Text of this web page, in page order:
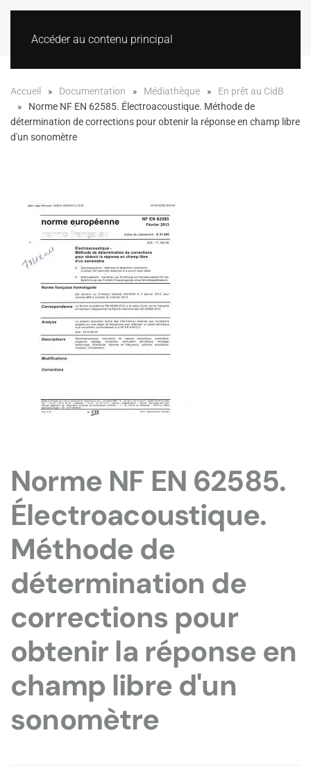
Accéder au contenu principal
Accueil Documentation Médiathèque
En prêt au CidB
Norme NF EN 62585. Électroacoustique. Méthode de
détermination de corrections pour obtenir la réponse en champ libre
d'un sonomètre
Norme NF EN 62585.
Électroacoustique.
Méthode de
détermination de
corrections pour
obtenir la réponse en
champ libre d'un
sonomètre